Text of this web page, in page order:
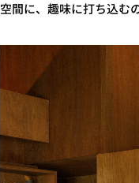
空間に、趣味に打ち込む